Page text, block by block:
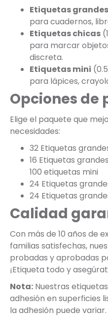
Etiquetas grandes
para cuadernos,
Etiquetas chicas
para marcar
discreta.
Etiquetas mini
para lápices,
Opciones de
Elige el paquete que
necesidades:
32 Etiquetas
16 Etiquetas
100 etiquetas mini
24 Etiquetas
24 Etiquetas
Calidad
Con más de 10 años de
familias satisfechas,
probadas y aprobadas
¡Etiqueta todo y
Nota: Nuestras
adhesión en superficies
la adhesión puede variar.